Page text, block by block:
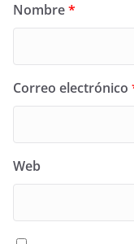
Nombre*
Correo electrónico
Web